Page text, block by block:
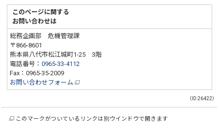
このページに関する
お問い合わせは
総務企画部 危機管理課
〒866-8601
熊本県八代市松江城町1-25 3階
電話番号：0965-33-4112
Fax：0965-35-2009
お問い合わせフォーム
（ID:26422）
このマークがついているリンクは別ウインドウで開きます